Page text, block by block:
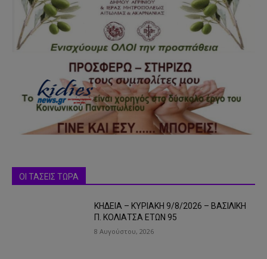
ΟΙ ΤΑΣΕΙΣ ΤΩΡΑ
ΚΗΔΕΙΑ – ΚΥΡΙΑΚΗ 9/8/2026 – ΒΑΣΙΛΙΚΗ
Π. ΚΟΛΙΑΤΣΑ ΕΤΩΝ 95
8 Αυγούστου, 2026